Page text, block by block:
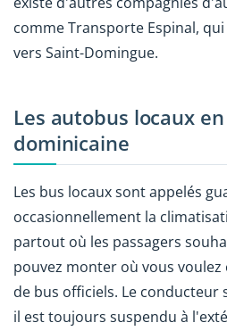
comme Transporte Espinal,
vers Saint-Domingue.
Les autobus locaux
dominicaine
Les bus locaux sont appelés
occasionnellement la
partout où les passagers
pouvez monter où vous
de bus officiels. Le
il est toujours suspendu à